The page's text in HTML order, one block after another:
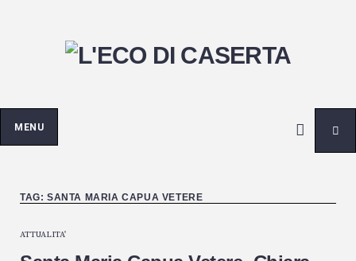
MENU
TAG: SANTA MARIA CAPUA VETERE
ATTUALITA'